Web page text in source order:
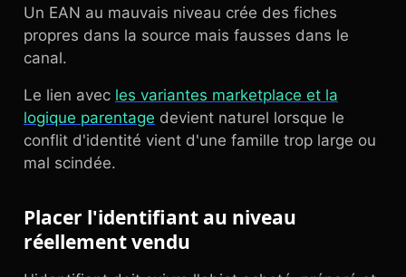
Un EAN au mauvais niveau crée des fiches
propres dans la source mais fausses dans le
canal.
Le lien avec les variantes marketplace et la
logique parentage devient naturel lorsque le
conflit d'identité vient d'une famille trop large ou
mal scindée.
Placer l'identifiant au niveau
réellement vendu